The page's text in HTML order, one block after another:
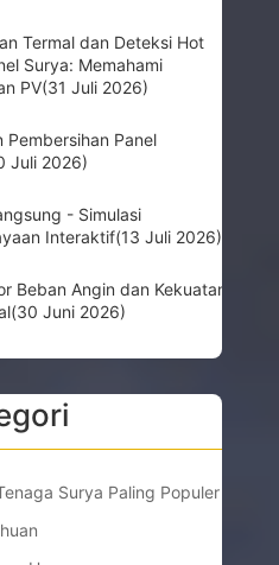
Termal dan Deteksi Hot
Surya: Memahami
PV(31 Juli 2026)
Pembersihan Panel
Juli 2026)
- Simulasi
Interaktif(13 Juli 2026)
Beban Angin dan Kekuatan
(30 Juni 2026)
Surya Paling Populer